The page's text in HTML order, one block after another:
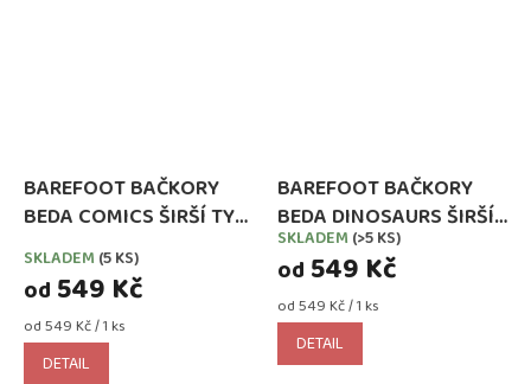
BAREFOOT BAČKORY
BEDA COMICS ŠIRŠÍ TYP
NOVÝ STŘIH (BFN-
170020/W)
SKLADEM (5 KS)
od 549 Kč
Měrná
cena:
od 549 Kč / 1 ks
DETAIL
BAREFOOT BAČKORY
BEDA DINOSAURS ŠIRŠÍ
TYP NOVÝ STŘIH (BFN-
170020/W)
Průměrné
hodnocení
produktu
je
4,0
SKLADEM (>5 KS)
od 549 Kč
Měrná
cena:
od 549 Kč / 1 ks
DETAIL